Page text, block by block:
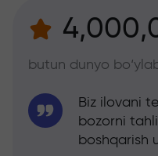
butun dunyo
Biz ilovani
bozorni
boshqarish